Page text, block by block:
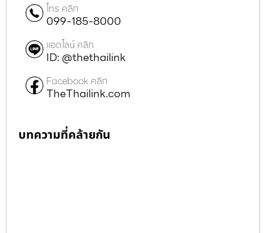
โทร คลิก
099-185-8000
แอดไลน์ คลิก
ID: @thethailink
Facebook คลิก
TheThailink.com
บทความที่คล้ายกัน